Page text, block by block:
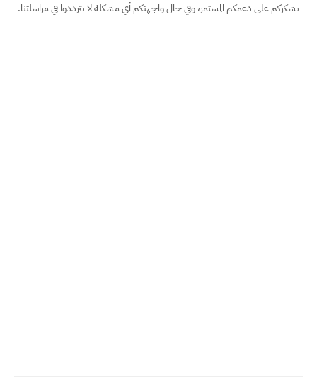
نشكركم على دعمكم المستمر، وفي حال واجهتكم أي مشكلة لا تترددوا في مراسلتنا.